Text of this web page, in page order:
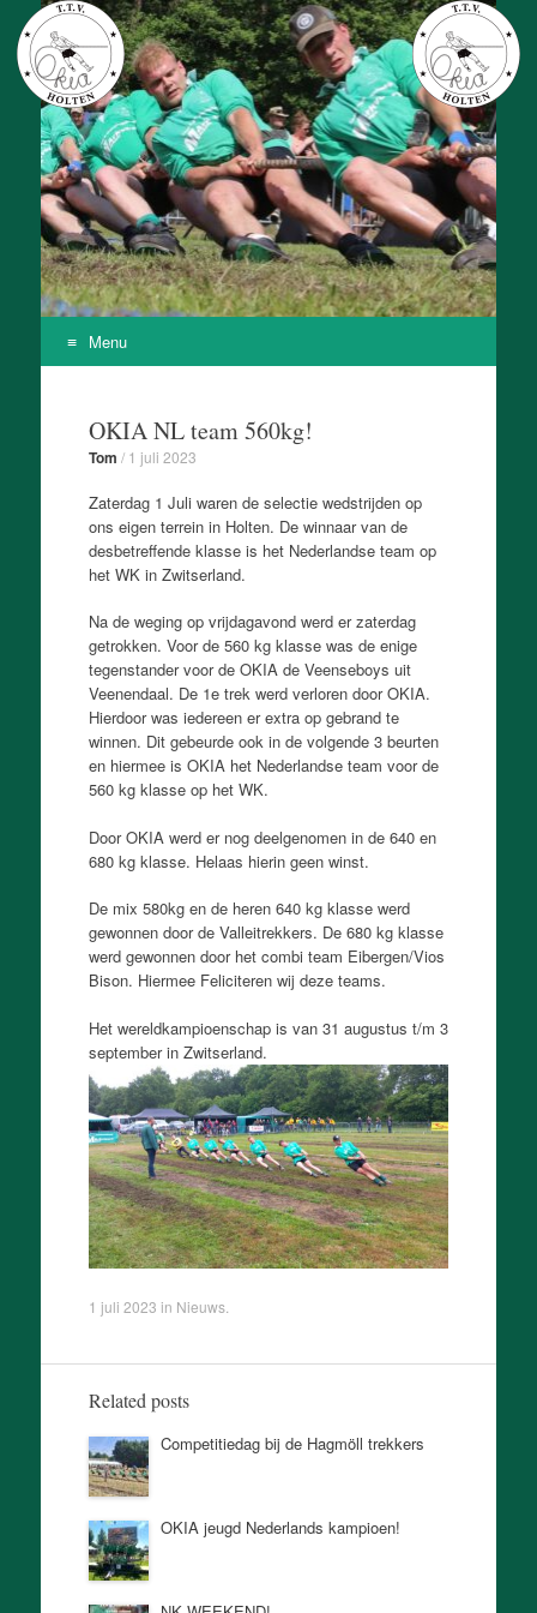
T.T.V. Okia
Onze Kracht Is Achteruit
Menu
contentOKIA NL team 560kg!
Tom / 1 juli 2023
Zaterdag 1 Juli waren de selectie wedstrijden op
ons eigen terrein in Holten. De winnaar van de
desbetreffende klasse is het Nederlandse team op
het WK in Zwitserland.
Na de weging op vrijdagavond werd er zaterdag
getrokken. Voor de 560 kg klasse was de enige
tegenstander voor de OKIA de Veenseboys uit
Veenendaal. De 1e trek werd verloren door OKIA.
Hierdoor was iedereen er extra op gebrand te
winnen. Dit gebeurde ook in de volgende 3 beurten
en hiermee is OKIA het Nederlandse team voor de
560 kg klasse op het WK.
Door OKIA werd er nog deelgenomen in de 640 en
680 kg klasse. Helaas hierin geen winst.
De mix 580kg en de heren 640 kg klasse werd
gewonnen door de Valleitrekkers. De 680 kg klasse
werd gewonnen door het combi team Eibergen/Vios
Bison. Hiermee Feliciteren wij deze teams.
Het wereldkampioenschap is van 31 augustus t/m 3
september in Zwitserland.
1 juli 2023 in Nieuws.
Related posts
Competitiedag bij de Hagmöll trekkers
OKIA jeugd Nederlands kampioen!